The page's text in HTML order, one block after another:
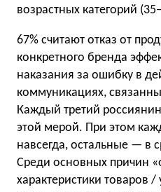
возрастных категорий
67% считают отказ от
конкретного бренда
наказания за ошибку в
коммуникациях,
Каждый третий
этой мерой. При этом
навсегда, остальные — в
Среди основных причин
характеристики товаров /